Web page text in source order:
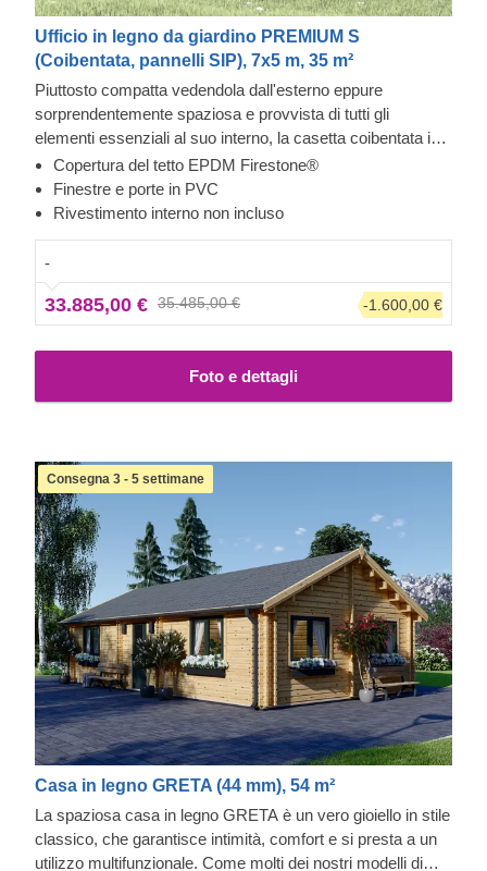
Ufficio in legno da giardino PREMIUM S
(Coibentata, pannelli SIP), 7x5 m, 35 m²
Piuttosto compatta vedendola dall'esterno eppure
sorprendentemente spaziosa e provvista di tutti gli
elementi essenziali al suo interno, la casetta coibentata in
legno PREMIUM S dallo stile contemporaneo diventerà
immediatamente il tuo spazio preferito. Ottimo come luogo
dove ritirarsi in beata solitudine, può essere facilmente
notare che in questo particolare modello il
rivestimento interno non è incluso.
Copertura del tetto EPDM Firestone®
Finestre e porte in PVC
Rivestimento interno non incluso
-
33.885,00 € 35.485,00 € -1.600,00 €
Foto e dettagli
Consegna 3 - 5 settimane
Casa in legno GRETA (44 mm), 54 m²
La spaziosa casa in legno GRETA è un vero gioiello in stile
classico, che garantisce intimità, comfort e si presta a un
utilizzo multifunzionale. Come molti dei nostri modelli di